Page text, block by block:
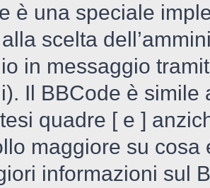
è una speciale
scelta
in messaggio
Il BBCode è simile
quadre [ e ]
maggiore su
informazioni sul